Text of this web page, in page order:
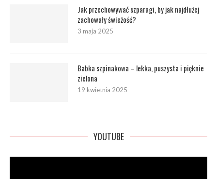
Jak przechowywać szparagi, by jak najdłużej
zachowały świeżość?
3 maja 2025
Babka szpinakowa – lekka, puszysta i pięknie
zielona
19 kwietnia 2025
YOUTUBE